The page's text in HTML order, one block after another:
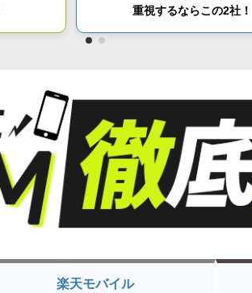
重視するならこの2社！
楽天モバイル